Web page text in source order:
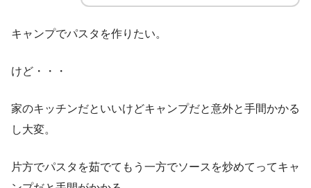
キャンプでパスタを作りたい。
けど・・・
家のキッチンだといいけどキャンプだと意外と手間かかる
し大変。
片方でパスタを茹でてもう一方でソースを炒めてってキャ